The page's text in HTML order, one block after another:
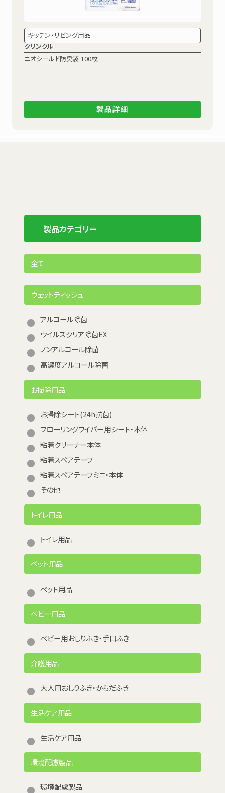
製品カテゴリー
全て
ウェットティッシュ
アルコール除菌
ウイルスクリア除菌EX
ノンアルコール除菌
高濃度アルコール除菌
お掃除用品
お掃除シート(24h抗菌)
フローリングワイパー用シート・本体
粘着クリーナー本体
粘着スペアテープ
粘着スペアテープミニ・本体
その他
トイレ用品
トイレ用品
ペット用品
ペット用品
ベビー用品
ベビー用おしりふき・手口ふき
介護用品
大人用おしりふき・からだふき
生活ケア用品
生活ケア用品
環境配慮製品
環境配慮製品
キッチン・リビング用品
クリンクル
ニオシールド防臭袋 100枚
製品詳細